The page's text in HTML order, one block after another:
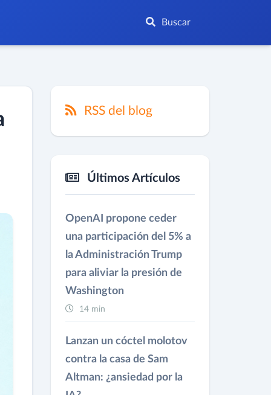
Buscar
RSS del blog
Últimos Artículos
OpenAI propone ceder
una participación del 5% a
la Administración Trump
para aliviar la presión de
Washington
14 min
Lanzan un cóctel molotov
contra la casa de Sam
Altman: ¿ansiedad por la